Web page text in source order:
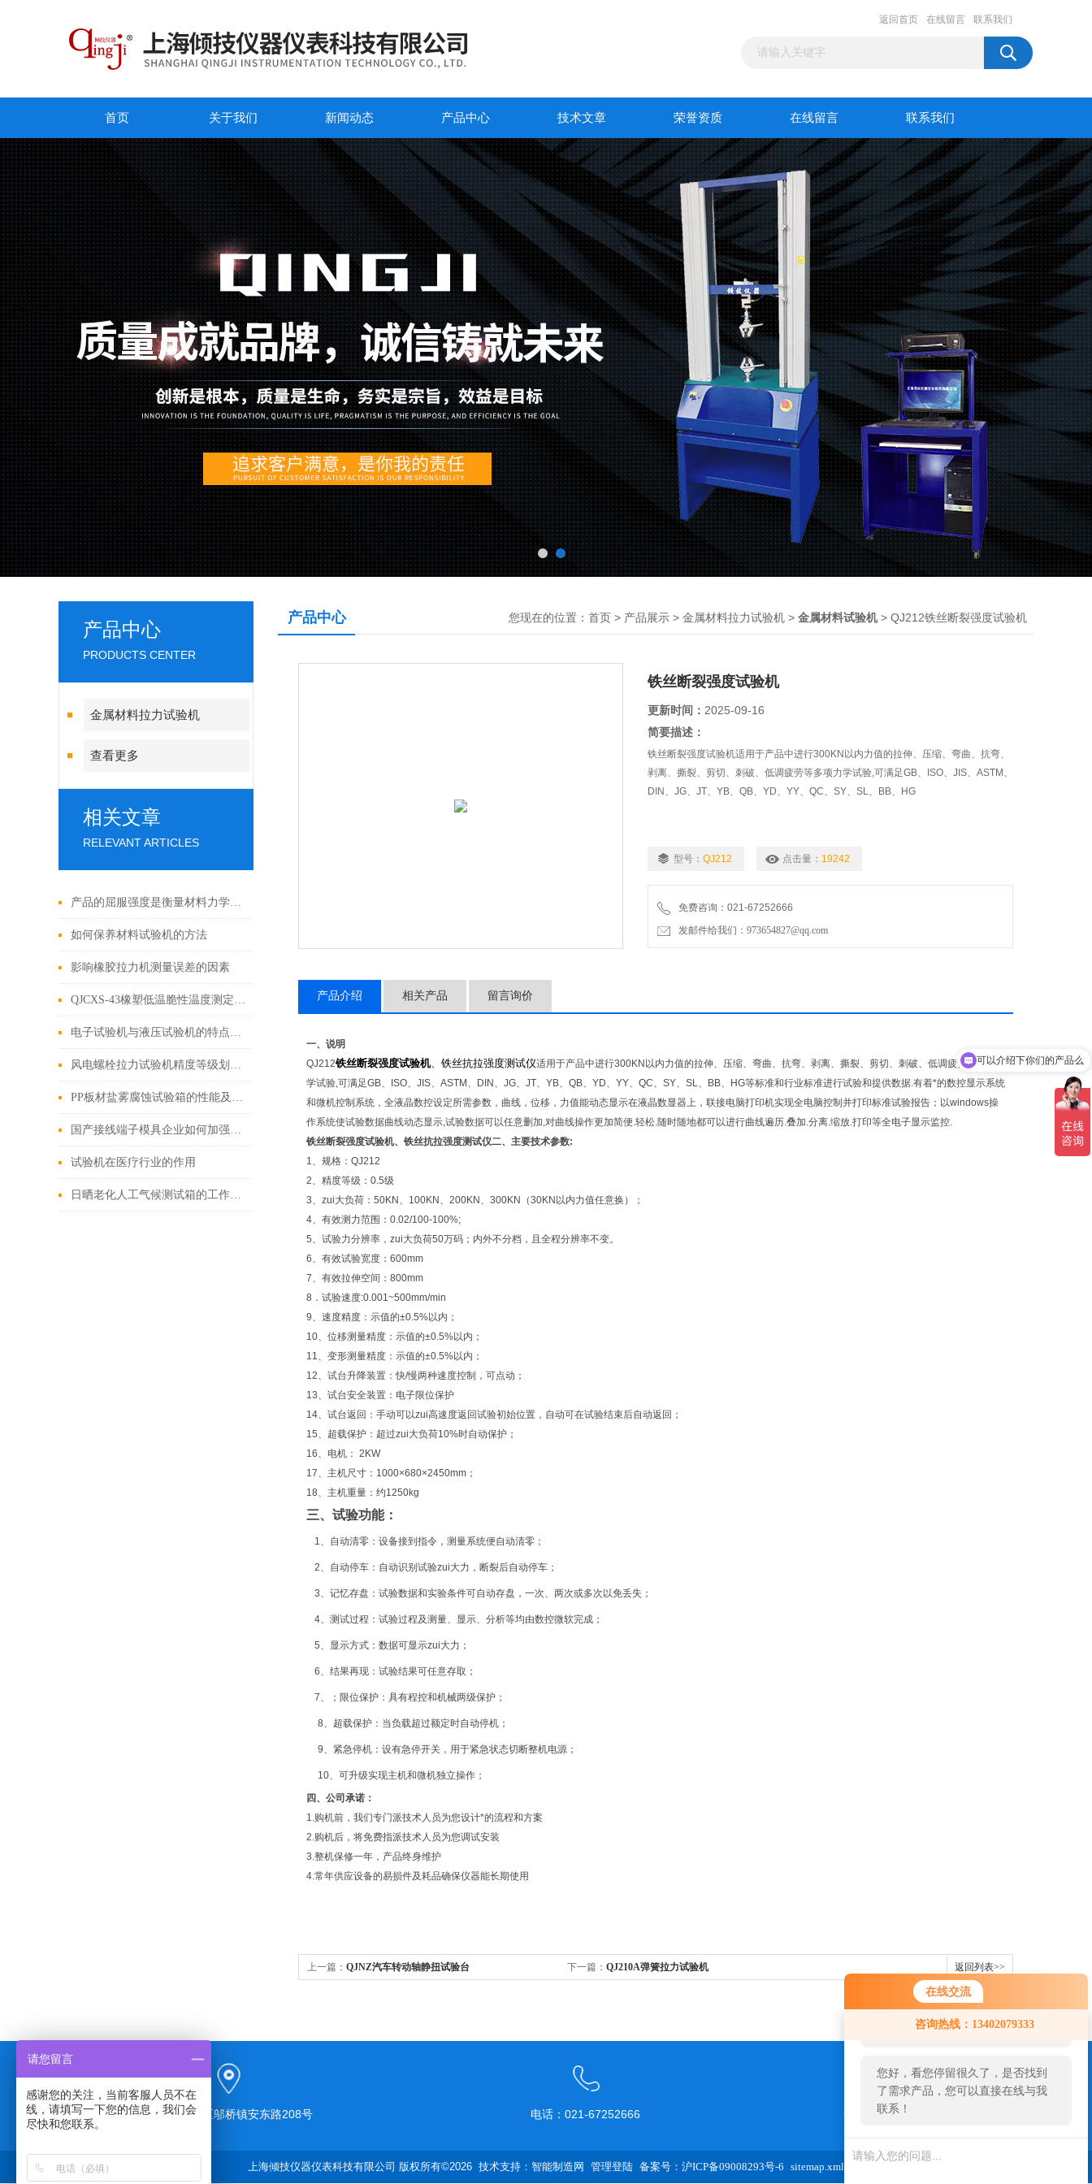
在线交流
咨询热线：13402079333
您好！欢迎前来咨询，很高兴为您
服务，请问您要咨询什么问题呢？
您好，看您停留很久了，是否找到
了需求产品，您可以直接在线与我
联系！
返回首页 在线留言 联系我们
首页 关于我们 新闻动态 产品中心 技术文章 荣誉资质 在线留言 联系我们
产品中心
PRODUCTS CENTER
金属材料拉力试验机
查看更多
相关文章
RELEVANT ARTICLES
产品的屈服强度是衡量材料力学性能的重要指标之一
如何保养材料试验机的方法
影响橡胶拉力机测量误差的因素
QJCXS-43橡塑低温脆性温度测定仪性能与用途
电子试验机与液压试验机的特点、性能及应用
风电螺栓拉力试验机精度等级划分标准适用于哪些领域？
PP板材盐雾腐蚀试验箱的性能及操作流程
国产接线端子模具企业如何加强品牌建设-倾技检测设备厂
试验机在医疗行业的作用
日晒老化人工气候测试箱的工作原理及关键参数分析
产品中心 您现在的位置： 首页 > 产品展示 > 金属材料拉力试验机 > 金属材料试验机> QJ212铁丝断裂强度试验机
铁丝断裂强度试验机
更新时间： 2025-09-16
简要描述：
铁丝断裂强度试验机适用于产品中进行300KN以内力值的拉伸、压缩、弯曲、抗弯、
剥离、撕裂、剪切、刺破、低调疲劳等多项力学试验,可满足GB、ISO、JIS、ASTM、
DIN、JG、JT、YB、QB、YD、YY、QC、SY、SL、BB、HG
型号： QJ212 点击量： 19242
免费咨询：021-67252666
发邮件给我们：973654827@qq.com
产品介绍 相关产品 留言询价
一、说明
QJ212铁丝断裂强度试验机、铁丝抗拉强度测试仪适用于产品中进行300KN以内力值的拉伸、压缩、弯曲、抗弯、剥离、撕裂、剪切、刺破、低调疲劳等多项力
学试验,可满足GB、ISO、JIS、ASTM、DIN、JG、JT、YB、QB、YD、YY、QC、SY、SL、BB、HG等标准和行业标准进行试验和提供数据.有着*的数控显示系统
和微机控制系统，全液晶数控设定所需参数，曲线，位移，力值能动态显示在液晶数显器上，联接电脑打印机实现全电脑控制并打印标准试验报告；以windows操
作系统使试验数据曲线动态显示,试验数据可以任意删加,对曲线操作更加简便.轻松.随时随地都可以进行曲线遍历.叠加.分离.缩放.打印等全电子显示监控.
铁丝断裂强度试验机、铁丝抗拉强度测试仪二、主要技术参数:
1、规格：QJ212
2、精度等级：0.5级
3、zui大负荷：50KN、100KN、200KN、300KN（30KN以内力值任意换）；
4、有效测力范围：0.02/100-100%;
5、试验力分辨率，zui大负荷50万码；内外不分档，且全程分辨率不变。
6、有效试验宽度：600mm
7、有效拉伸空间：800mm
8．试验速度:0.001~500mm/min
9、速度精度：示值的±0.5%以内；
10、位移测量精度：示值的±0.5%以内；
11、变形测量精度：示值的±0.5%以内；
12、试台升降装置：快/慢两种速度控制，可点动；
13、试台安全装置：电子限位保护
14、试台返回：手动可以zui高速度返回试验初始位置，自动可在试验结束后自动返回；
15、超载保护：超过zui大负荷10%时自动保护；
16、电机： 2KW
17、主机尺寸：1000×680×2450mm；
18、主机重量：约1250kg
三、试验功能：
1、自动清零：设备接到指令，测量系统便自动清零；
2、自动停车：自动识别试验zui大力，断裂后自动停车；
3、记忆存盘：试验数据和实验条件可自动存盘，一次、两次或多次以免丢失；
4、测试过程：试验过程及测量、显示、分析等均由数控微软完成；
5、显示方式：数据可显示zui大力；
6、结果再现：试验结果可任意存取；
7、；限位保护：具有程控和机械两级保护；
8、超载保护：当负载超过额定时自动停机；
9、紧急停机：设有急停开关，用于紧急状态切断整机电源；
10、可升级实现主机和微机独立操作；
四、公司承诺：
1.购机前，我们专门派技术人员为您设计*的流程和方案
2.购机后，将免费指派技术人员为您调试安装
3.整机保修一年，产品终身维护
4.常年供应设备的易损件及耗品确保仪器能长期使用
上一篇： QJNZ汽车转动轴静扭试验台 下一篇： QJ210A弹簧拉力试验机 返回列表>>
上海市奉贤区邬桥镇安东路208号 电话：021-67252666 973654827@qq.com
上海倾技仪器仪表科技有限公司 版权所有©2026 技术支持： 智能制造网 管理登陆 备案号：沪ICP备09008293号-6 sitemap.xml
可以介绍下你们的产品么
请您留言
感谢您的关注，当前客服人员不在
线，请填写一下您的信息，我们会
尽快和您联系。